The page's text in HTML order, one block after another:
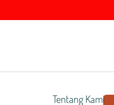
Tentang Kami